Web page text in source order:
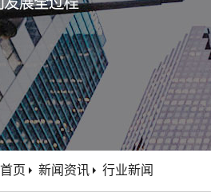
首页 新闻资讯 行业新闻